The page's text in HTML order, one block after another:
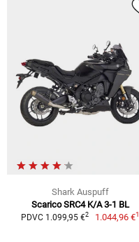
Shark Auspuff
Scarico SRC4 K/A 3-1 BL
PDVC 1.099,95 €2 1.044,96 €1